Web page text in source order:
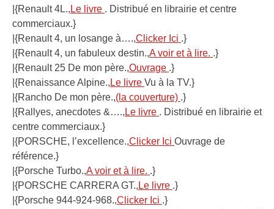
|{Renault 4L., Le livre . Distribué en librairie et centre
commerciaux.}
|{Renault 4, un losange à….,Clicker Ici .}
|{Renault 4, un fabuleux destin.,A voir et à lire. .}
|{Renault 25 De mon père.,Ouvrage .}
|{Renaissance Alpine., Le livre Vu à la TV.}
|{Rancho De mon père.,(la couverture) .}
|{Rallyes, anecdotes &…., Le livre . Distribué en librairie et
centre commerciaux.}
|{PORSCHE, l’excellence.,Clicker Ici Ouvrage de
référence.}
|{Porsche Turbo.,A voir et à lire. .}
|{PORSCHE CARRERA GT., Le livre .}
|{Porsche 944-924-968.,Clicker Ici .}